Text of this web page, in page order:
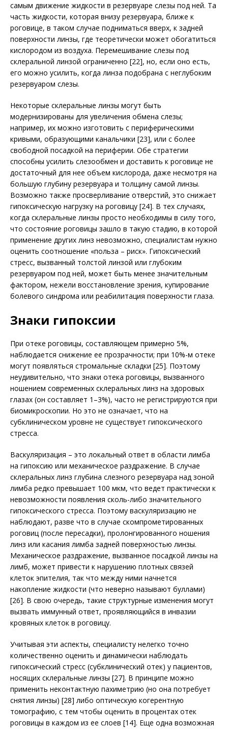
самым движение жидкости в резервуаре слезы под ней. Та
часть жидкости, которая внизу резервуара, ближе к
роговице, в таком случае подниматься вверх, к задней
поверхности линзы, где теоретически может обогатиться
кислородом из воздуха. Перемешивание слезы под
склеральной линзой ограниченно [22], но, если оно есть,
его можно усилить, когда линза подобрана с неглубоким
резервуаром слезы.
Некоторые склеральные линзы могут быть
модернизированы для увеличения обмена слезы;
например, их можно изготовить с периферическими
кривыми, образующими канальчики [23], или с более
свободной посадкой на периферии. Обе стратегии
способны усилить слезообмен и доставить к роговице не
достаточный для нее объем кислорода, даже несмотря на
большую глубину резервуара и толщину самой линзы.
Возможно также просверливание отверстий, это снижает
гипоксическую нагрузку на роговицу [24]. В тех случаях,
когда склеральные линзы просто необходимы в силу того,
что состояние роговицы зашло в такую стадию, в которой
применение других линз невозможно, специалистам нужно
оценить соотношение «польза – риск». Гипоксический
стресс, вызванный толстой линзой или глубоким
резервуаром под ней, может быть менее значительным
фактором, нежели восстановление зрения, купирование
болевого синдрома или реабилитация поверхности глаза.
Знаки гипоксии
При отеке роговицы, составляющем примерно 5%,
наблюдается снижение ее прозрачности; при 10%-м отеке
могут появляться стромальные складки [25]. Поэтому
неудивительно, что знаки отека роговицы, вызванного
ношением современных склеральных линз на здоровых
глазах (он составляет 1–3%), часто не регистрируются при
биомикроскопии. Но это не означает, что на
субклиническом уровне не существует гипоксического
стресса.
Васкуляризация – это локальный ответ в области лимба
на гипоксию или механическое раздражение. В случае
склеральных линз глубина слезного резервуара над зоной
лимба редко превышает 100 мкм, что ведет практически к
невозможности появления сколь-либо значительного
гипоксического стресса. Поэтому васкуляризацию не
наблюдают, разве что в случае скомпрометированных
роговиц (после пересадки), пролонгированного ношения
линз или касания лимба задней поверхностью линзы.
Механическое раздражение, вызванное посадкой линзы на
лимб, может привести к нарушению плотных связей
клеток эпителия, так что между ними начнется
накопление жидкости (что неверно называют буллами)
[26]. В свою очередь, такие структурные изменения могут
вызвать иммунный ответ, проявляющийся в инвазии
кровяных клеток в роговицу.
Учитывая эти аспекты, специалисту нелегко точно
количественно оценить и динамически наблюдать
гипоксический стресс (субклинический отек) у пациентов,
носящих склеральные линзы [27]. В принципе можно
применить неконтактную пахиметрию (но она потребует
снятия линзы) [28] либо оптическую когерентную
томографию, с тем чтобы оценить в процентах отек
роговицы в каждом из ее слоев [14]. Еще одна возможная